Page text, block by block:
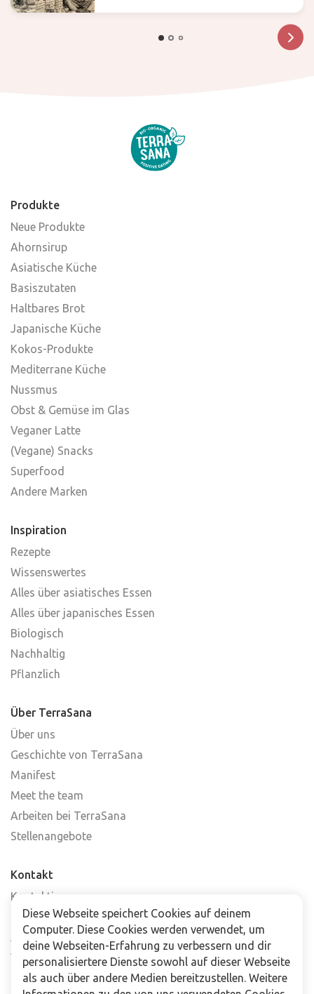
Produkte
Neue Produkte
Ahornsirup
Asiatische Küche
Basiszutaten
Haltbares Brot
Japanische Küche
Kokos-Produkte
Mediterrane Küche
Nussmus
Obst & Gemüse im Glas
Veganer Latte
(Vegane) Snacks
Superfood
Andere Marken
Inspiration
Rezepte
Wissenswertes
Alles über asiatisches Essen
Alles über japanisches Essen
Biologisch
Nachhaltig
Pflanzlich
Über TerraSana
Über uns
Geschichte von TerraSana
Manifest
Meet the team
Arbeiten bei TerraSana
Stellenangebote
Kontakt
Kontaktiere uns
Häufig gestellte Fragen
Abonniere unseren Newsletter
Verkaufsstellen
Diese Webseite speichert Cookies auf deinem
Computer. Diese Cookies werden verwendet, um
deine Webseiten-Erfahrung zu verbessern und dir
personalisiertere Dienste sowohl auf dieser Webseite
als auch über andere Medien bereitzustellen. Weitere